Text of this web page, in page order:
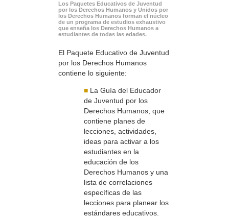
Los Paquetes Educativos de Juventud
por los Derechos Humanos y Unidos por
los Derechos Humanos forman el núcleo
de un programa de estudios exhaustivo
que enseña los Derechos Humanos a
estudiantes de todas las edades.
El Paquete Educativo de Juventud
por los Derechos Humanos
contiene lo siguiente:
■ La Guía del Educador
de Juventud por los
Derechos Humanos, que
contiene planes de
lecciones, actividades,
ideas para activar a los
estudiantes en la
educación de los
Derechos Humanos y una
lista de correlaciones
específicas de las
lecciones para planear los
estándares educativos.